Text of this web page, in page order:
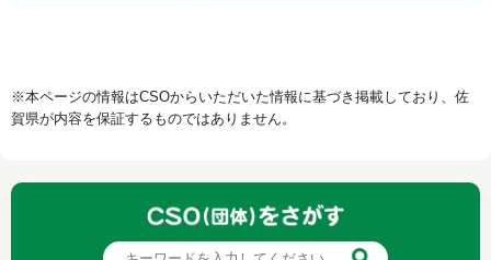
※本ページの情報はCSOからいただいた情報に基づき掲載しており、佐
賀県が内容を保証するものではありません。